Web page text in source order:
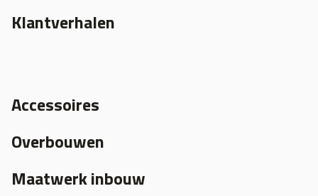
Klantverhalen
Accessoires
Overbouwen
Maatwerk inbouw